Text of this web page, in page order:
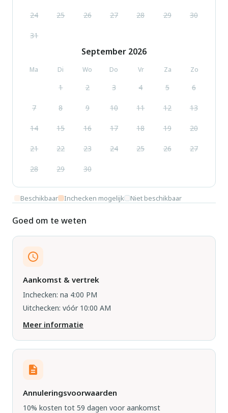
24 25 26 27 28 29 30
31
September 2026
Ma Di Wo Do Vr Za Zo
1 2 3 4 5 6
7 8 9 10 11 12 13
14 15 16 17 18 19 20
21 22 23 24 25 26 27
28 29 30
Beschikbaar Inchecken mogelijk Niet beschikbaar
Goed om te weten
Aankomst & vertrek
Inchecken: na 4:00 PM
Uitchecken: vóór 10:00 AM
Meer informatie
Annuleringsvoorwaarden
10% kosten tot 59 dagen voor aankomst